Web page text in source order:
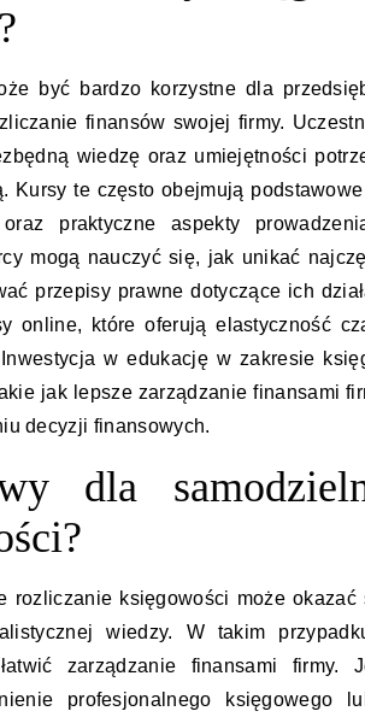
być bardzo korzystne dla
finansów swojej firmy.
wiedzę oraz umiejętności
Kursy te często obejmują
praktyczne aspekty
mogą nauczyć się, jak unikać
przepisy prawne dotyczące ich
online, które oferują elastyczność
w edukację w zakresie
jak lepsze zarządzanie finansami
decyzji finansowych.
dla
rozliczanie księgowości może okazać
wiedzy. W takim
zarządzanie finansami firmy.
profesjonalnego księgowego